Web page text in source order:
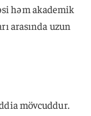
həm akademik
arasında uzun
mövcuddur.